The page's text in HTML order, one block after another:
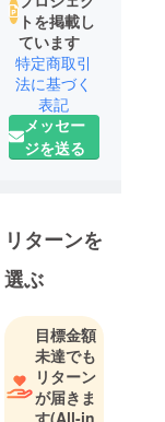
トを掲載し
ています
特定商取引
法に基づく
表記
メッセー
ジを送る
リターンを
選ぶ
目標金額
未達でも
リターン
が届きま
す(All-in